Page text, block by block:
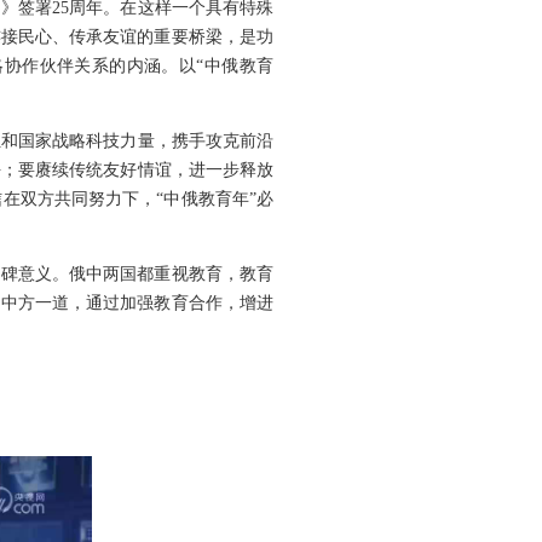
签署25周年。在这样一个具有特殊
民心、传承友谊的重要桥梁，是功
作伙伴关系的内涵。以“中俄教育
国家战略科技力量，携手攻克前沿
要赓续传统友好情谊，进一步释放
双方共同努力下，“中俄教育年”必
意义。俄中两国都重视教育，教育
方一道，通过加强教育合作，增进